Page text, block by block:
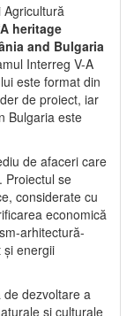
heritage
and Bulgaria
Interreg V-A
este format din
de proiect, iar
Bulgaria este
de afaceri care
Proiectul se
considerate cu
economică
arhitectură-
și energii
de dezvoltare a
și culturale